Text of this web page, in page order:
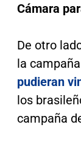
Cámara
De otro
la
pudieran
los
campaña